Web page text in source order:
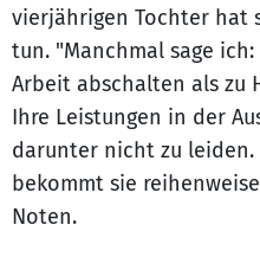
vierjährigen Tochter hat
tun. "Manchmal sage
Arbeit abschalten als zu
Ihre Leistungen in der
darunter nicht zu leiden.
bekommt sie
Noten.